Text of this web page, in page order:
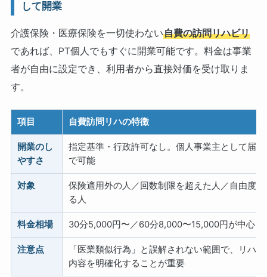
して開業
介護保険・医療保険を一切使わない自費の訪問リハビリ
であれば、PT個人でもすぐに開業可能です。料金は事業
者が自由に設定でき、利用者から直接対価を受け取りま
す。
項目 自費訪問リハの特徴
開業のし
やすさ
指定基準・行政許可なし。個人事業主として届
で可能
対象
保険適用外の人／回数制限を超えた人／自由度
る人
料金相場 30分5,000円〜／60分8,000〜15,000円が中心レ
注意点
「医業類似行為」と誤解されない範囲で、リハ
内容を明確化することが重要